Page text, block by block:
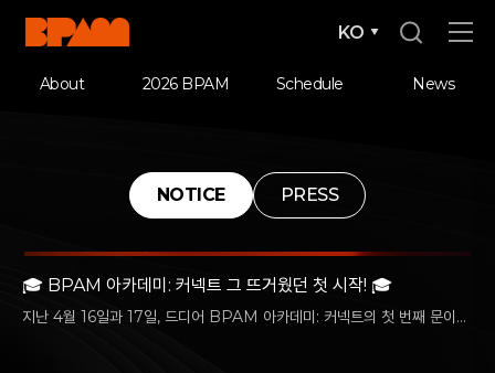
KO
About 2026 BPAM Schedule News
NOTICE PRESS
🎓 BPAM 아카데미: 커넥트 그 뜨거웠던 첫 시작! 🎓
지난 4월 16일과 17일, 드디어 BPAM 아카데미: 커넥트의 첫 번째 문이